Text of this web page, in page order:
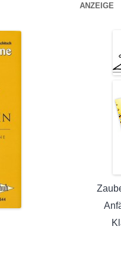
ANZEIGE